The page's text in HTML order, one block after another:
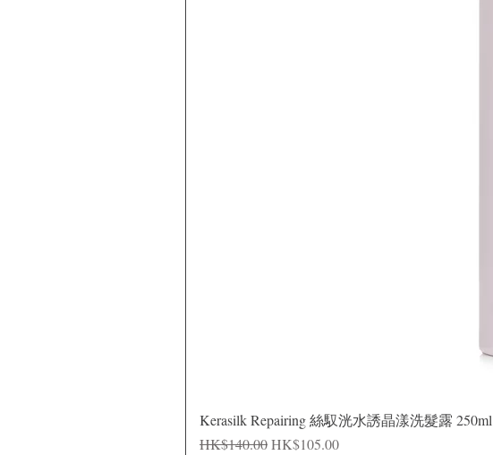
Kerasilk Repairing 絲馭洸水誘晶漾洗髮露 250ml
一般價格
HK$140.00促銷價格
HK$105.00